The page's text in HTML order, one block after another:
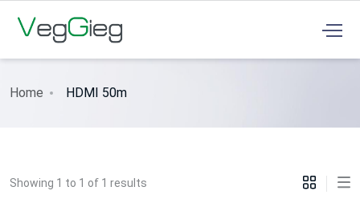
Home HDMI 50m
Showing 1 to 1 of 1 results